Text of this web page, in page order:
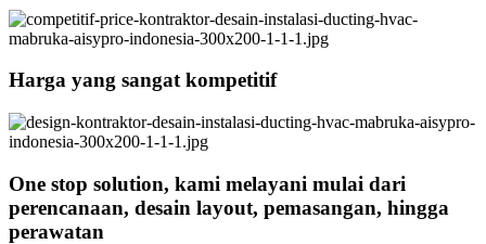
Harga yang sangat kompetitif
One stop solution, kami melayani mulai dari
perencanaan, desain layout, pemasangan, hingga
perawatan